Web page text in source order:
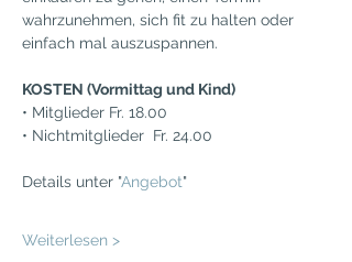
wahrzunehmen, sich fit zu halten oder
einfach mal auszuspannen.
KOSTEN (Vormittag und Kind)
• Mitglieder Fr. 18.00
• Nichtmitglieder  Fr. 24.00
Details unter "Angebot"
Weiterlesen >